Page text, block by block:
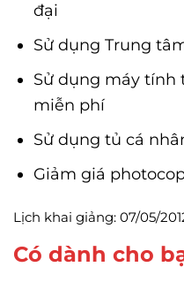
đại
Sử dụng Trung
Sử dụng máy tính
miễn phí
Sử dụng tủ cá
Giảm giá
Lịch khai giảng: 07/05/
Có dành cho